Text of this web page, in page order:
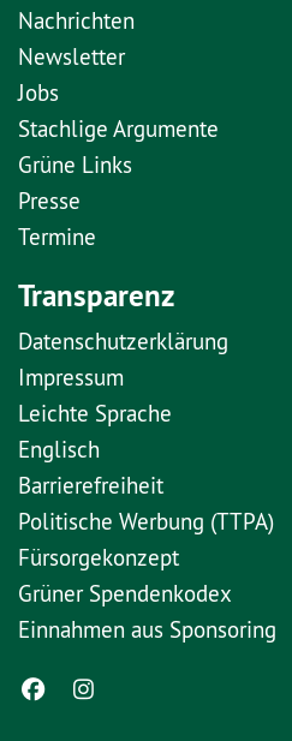
Nachrichten
Newsletter
Jobs
Stachlige Argumente
Grüne Links
Presse
Termine
Transparenz
Datenschutzerklärung
Impressum
Leichte Sprache
Englisch
Barrierefreiheit
Politische Werbung (TTPA)
Fürsorgekonzept
Grüner Spendenkodex
Einnahmen aus Sponsoring